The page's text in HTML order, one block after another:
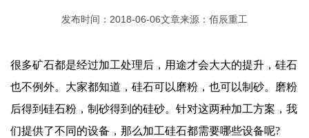
发布时间：2018-06-06文章来源：佰辰重工
很多矿石都是经过加工处理后，用途才会大大的提升，硅石
也不例外。大家都知道，硅石可以磨粉，也可以制砂。磨粉
后得到硅石粉，制砂得到的硅砂。针对这两种加工方案，我
们提供了不同的设备，那么加工硅石都需要哪些设备呢?